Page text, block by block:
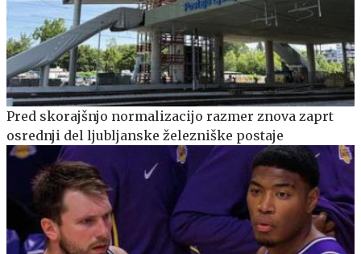
Pred skorajšnjo normalizacijo razmer znova zaprt
osrednji del ljubljanske železniške postaje